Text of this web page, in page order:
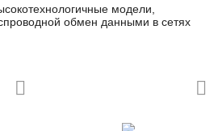
модели,
обмен данными в сетях